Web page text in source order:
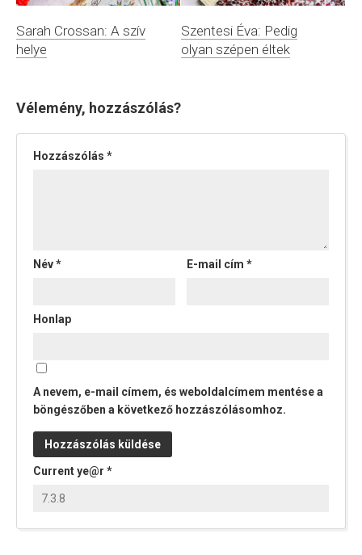
Sarah Crossan: A szív
helye
Szentesi Éva: Pedig
olyan szépen éltek
Vélemény, hozzászólás?
Hozzászólás *
Név* E-mail cím*
Honlap
A nevem, e-mail címem, és weboldalcímem mentése a
böngészőben a következő hozzászólásomhoz.
Current ye@r *